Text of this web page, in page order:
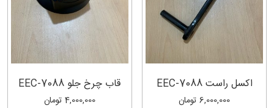
اکسل راست EEC-7088
6,000,000 تومان
قاب چرخ جلو EEC-7088
4,000,000 تومان